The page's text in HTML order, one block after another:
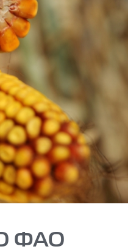
ФАО